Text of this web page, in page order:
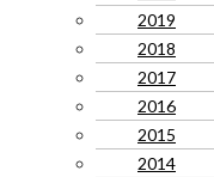
2019
2018
2017
2016
2015
2014